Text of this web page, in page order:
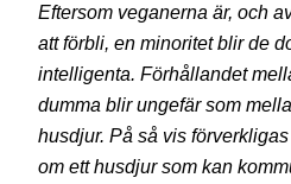
Eftersom veganerna är, och
att förbli, en minoritet blir de
intelligenta. Förhållandet
dumma blir ungefär som
husdjur. På så vis
om ett husdjur som kan